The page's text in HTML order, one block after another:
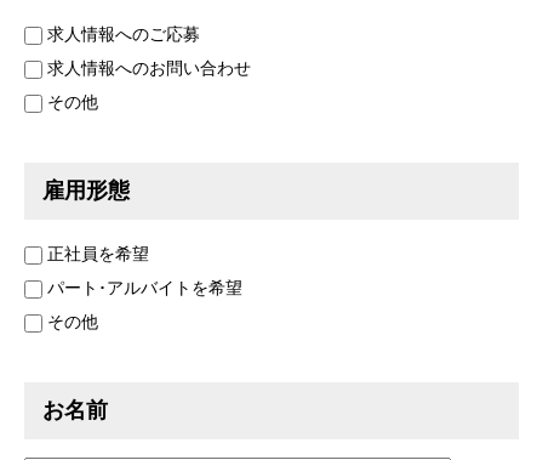
求人情報へのご応募
求人情報へのお問い合わせ
その他
雇用形態
正社員を希望
パート･アルバイトを希望
その他
お名前